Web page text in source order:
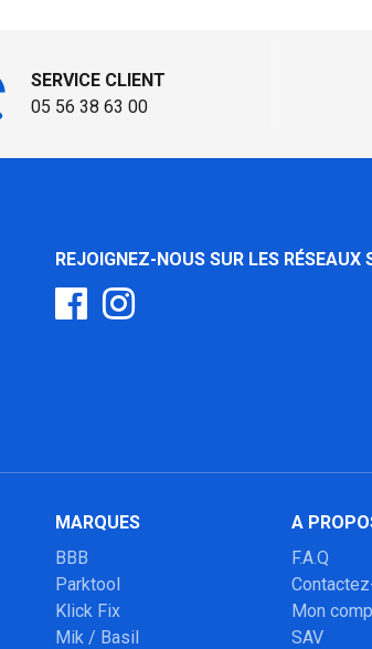
SERVICE CLIENT
05 56 38 63 00
REJOIGNEZ-NOUS SUR LES RÉSEAUX
MARQUES
BBB
Parktool
Klick Fix
Mik / Basil
A
F.A.Q
Mon
SAV